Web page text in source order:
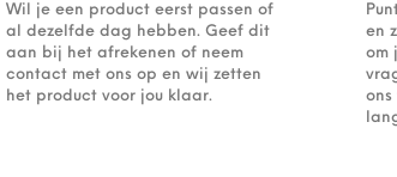
Wil je een product eerst passen of
al dezelfde dag hebben. Geef dit
aan bij het afrekenen of neem
contact met ons op en wij zetten
het product voor jou klaar.
en
om